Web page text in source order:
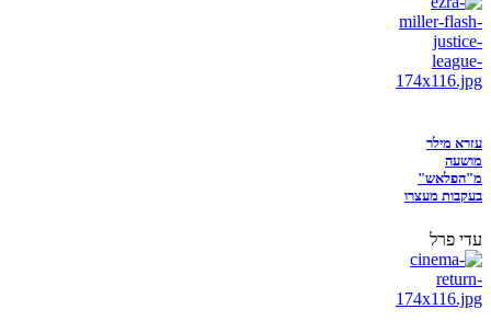
עזרא מילר
מושעה
מ"הפלאש"
בעקבות מעצרו
עדי פרל